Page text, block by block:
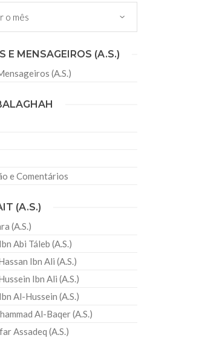
E MENSAGEIROS (A.S.)
(A.S.)
e Comentários
(A.S.)
(A.S.)
Abi Táleb (A.S.)
Ibn Ali (A.S.)
Ibn Ali (A.S.)
Al-Hussein (A.S.)
Al-Baqer (A.S.)
Assadeq (A.S.)